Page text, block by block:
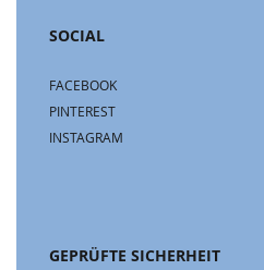
SOCIAL
FACEBOOK
PINTEREST
INSTAGRAM
GEPRÜFTE SICHERHEIT